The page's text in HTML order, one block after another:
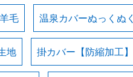
毛 温泉カバーぬっくぬく
地 掛カバー【防縮加工】